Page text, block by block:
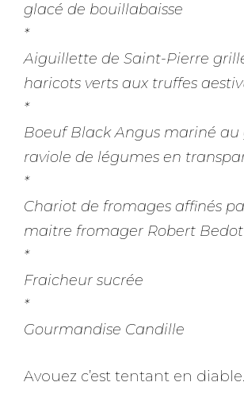
glacé de bouillabaisse
*
Aiguillette de Saint-Pierre
haricots verts aux truffes
*
Boeuf Black Angus mariné au
raviole de légumes en
*
Chariot de fromages affinés
maitre fromager Robert Bedot
*
Fraicheur sucrée
*
Gourmandise Candille
Avouez c’est tentant en